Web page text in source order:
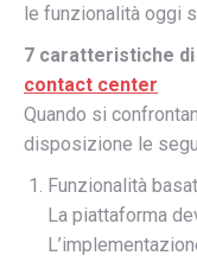
le funzionalità oggi
7 caratteristiche
contact center
Quando si
disposizione le
Funzionalità
La piattaforma